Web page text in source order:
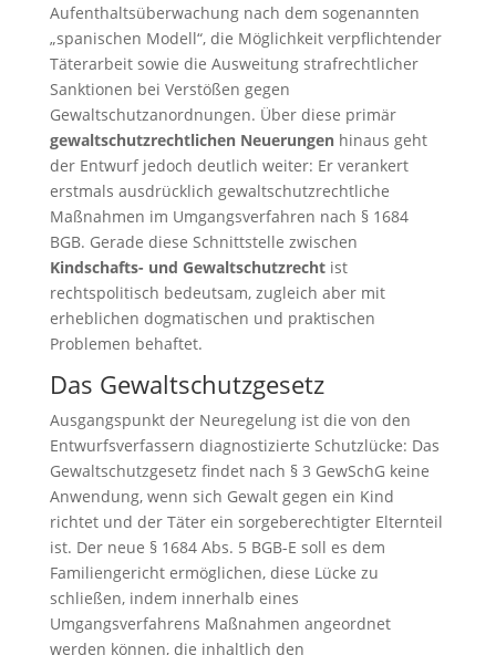
Aufenthaltsüberwachung nach dem sogenannten
„spanischen Modell“, die Möglichkeit verpflichtender
Täterarbeit sowie die Ausweitung strafrechtlicher
Sanktionen bei Verstößen gegen
Gewaltschutzanordnungen. Über diese primär
gewaltschutzrechtlichen Neuerungenhinaus geht
der Entwurf jedoch deutlich weiter: Er verankert
erstmals ausdrücklich gewaltschutzrechtliche
Maßnahmen im Umgangsverfahren nach § 1684
BGB. Gerade diese Schnittstelle zwischen
Kindschafts- und Gewaltschutzrechtist
rechtspolitisch bedeutsam, zugleich aber mit
erheblichen dogmatischen und praktischen
Problemen behaftet.
Das Gewaltschutzgesetz
Ausgangspunkt der Neuregelung ist die von den
Entwurfsverfassern diagnostizierte Schutzlücke: Das
Gewaltschutzgesetz findet nach § 3 GewSchG keine
Anwendung, wenn sich Gewalt gegen ein Kind
richtet und der Täter ein sorgeberechtigter Elternteil
ist. Der neue § 1684 Abs. 5 BGB-E soll es dem
Familiengericht ermöglichen, diese Lücke zu
schließen, indem innerhalb eines
Umgangsverfahrens Maßnahmen angeordnet
werden können, die inhaltlich den